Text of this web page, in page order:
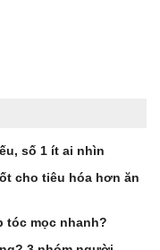
số 1 ít ai nhìn
cho tiêu hóa hơn ăn
tóc mọc nhanh?